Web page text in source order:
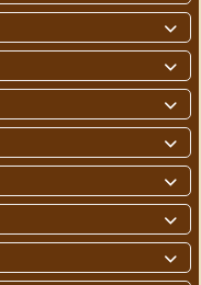






